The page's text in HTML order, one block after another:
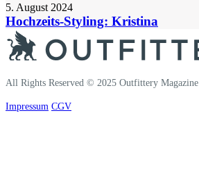
5. August 2024
Hochzeits-Styling: Kristina
All Rights Reserved © 2025 Outfittery Magazine
Impressum CGV